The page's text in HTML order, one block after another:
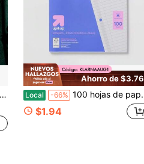
Ahorro de $3.76
Local -66% 100 hojas de papel de relleno para cuaderno con rayas universitarias reforzadas - 10.5x8 pulgadas, hojas sueltas, 20 lb, blanco, 100 hojas
$1.94